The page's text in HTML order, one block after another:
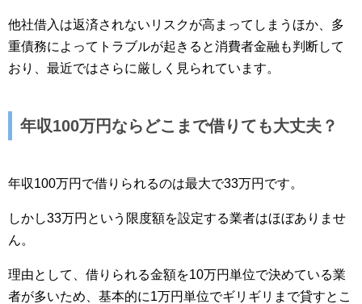
他社借入は返済されないリスクが高まってしまうほか、多
重債務によってトラブルが起きると消費者金融も判断して
おり、最近ではさらに厳しく見られています。
年収100万円ならどこまで借りても大丈夫？
年収100万円で借りられるのは最大で33万円です。
しかし33万円という限度額を設定する業者はほぼありませ
ん。
理由として、借りられる金額を10万円単位で決めている業
者が多いため、基本的に1万円単位でギリギリまで貸すとこ